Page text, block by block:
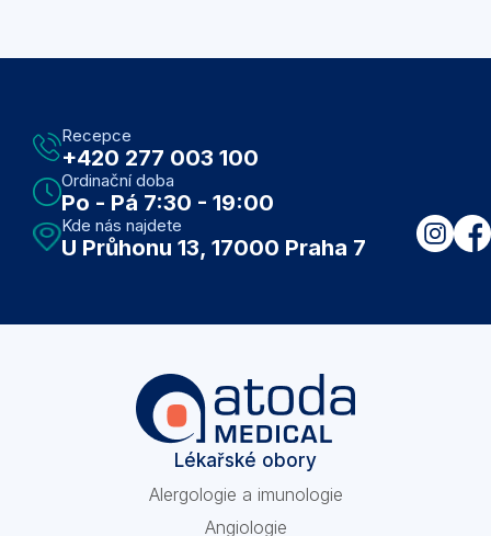
Recepce
+420 277 003 100
Ordinační doba
Po - Pá 7:30 - 19:00
Kde nás najdete
U Průhonu 13, 17000 Praha 7
Lékařské obory
Alergologie a imunologie
Angiologie